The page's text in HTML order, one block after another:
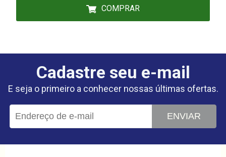
COMPRAR
Cadastre seu e-mail
E seja o primeiro a conhecer nossas últimas ofertas.
ENVIAR